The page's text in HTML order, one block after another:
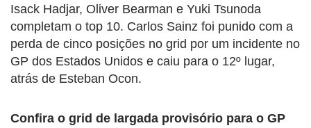
Isack Hadjar, Oliver Bearman e Yuki Tsunoda
completam o top 10. Carlos Sainz foi punido com a
perda de cinco posições no grid por um incidente no
GP dos Estados Unidos e caiu para o 12º lugar,
atrás de Esteban Ocon.
Confira o grid de largada provisório para o GP